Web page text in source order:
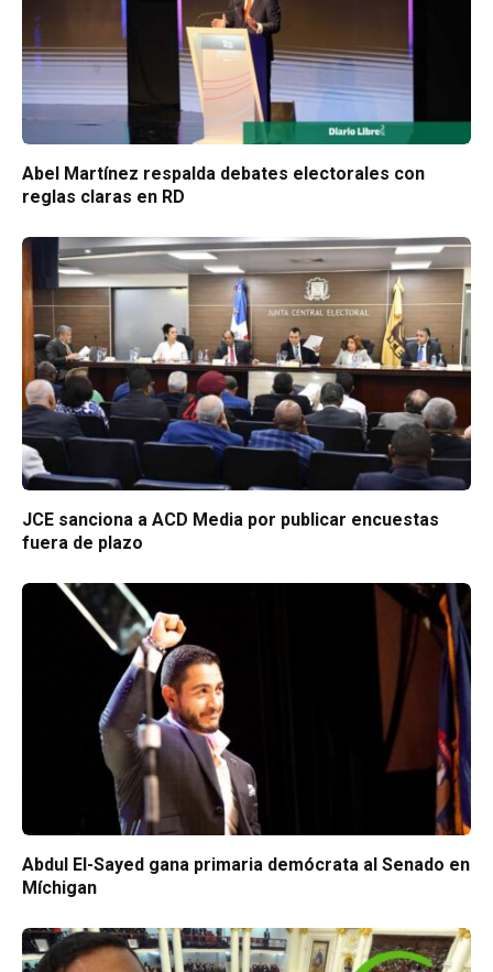
Abel Martínez respalda debates electorales con
reglas claras en RD
JCE sanciona a ACD Media por publicar encuestas
fuera de plazo
Abdul El-Sayed gana primaria demócrata al Senado en
Míchigan